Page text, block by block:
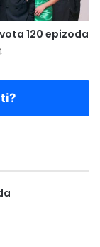
120 epizoda